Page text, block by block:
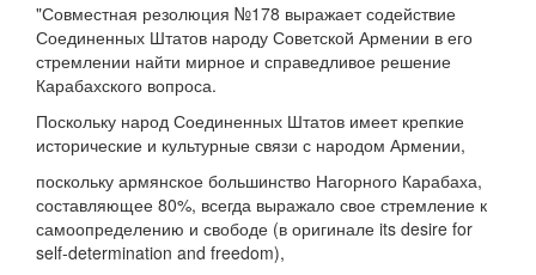
"Совместная резолюция №178 выражает содействие
Соединенных Штатов народу Советской Армении в его
стремлении найти мирное и справедливое решение
Карабахского вопроса.
Поскольку народ Соединенных Штатов имеет крепкие
исторические и культурные связи с народом Армении,
поскольку армянское большинство Нагорного Карабаха,
составляющее 80%, всегда выражало свое стремление к
самоопределению и свободе (в оригинале its desire for
self-determination and freedom),